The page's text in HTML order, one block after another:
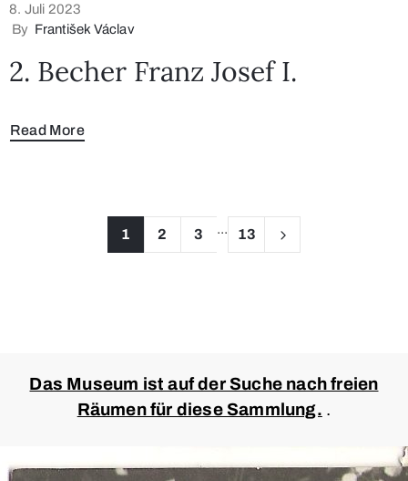
8. Juli 2023
By František Václav
2. Becher Franz Josef I.
Read More
1 2 3 ... 13
Das Museum ist auf der Suche nach freien
Räumen für diese Sammlung. .